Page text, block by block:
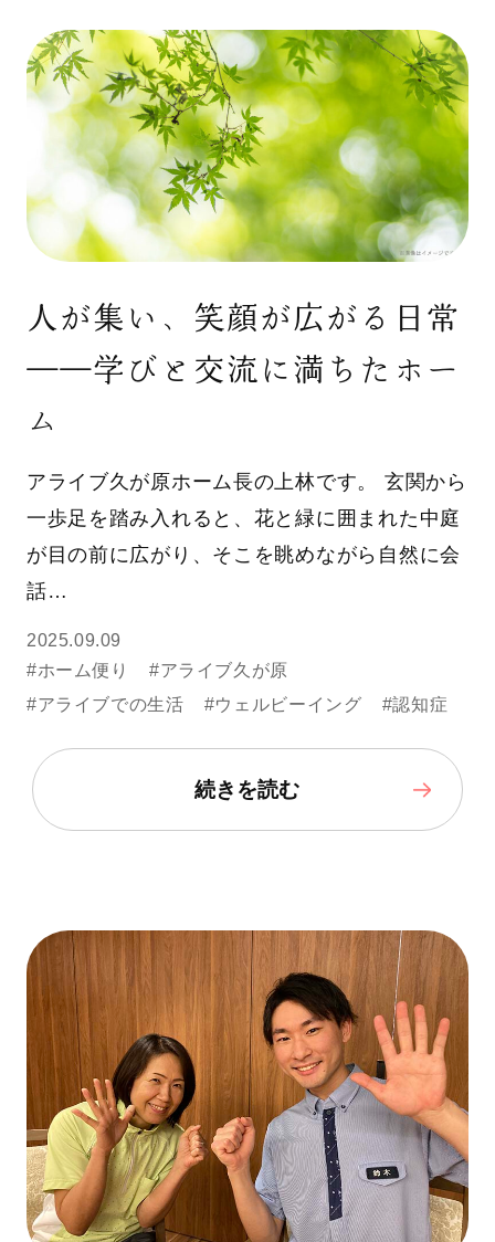
人が集い、笑顔が広がる日常
――学びと交流に満ちたホー
ム
アライブ久が原ホーム長の上林です。 玄関から
一歩足を踏み入れると、花と緑に囲まれた中庭
が目の前に広がり、そこを眺めながら自然に会
話…
2025.09.09
#ホーム便り
#アライブ久が原
#アライブでの生活
#ウェルビーイング #認知症
続きを読む